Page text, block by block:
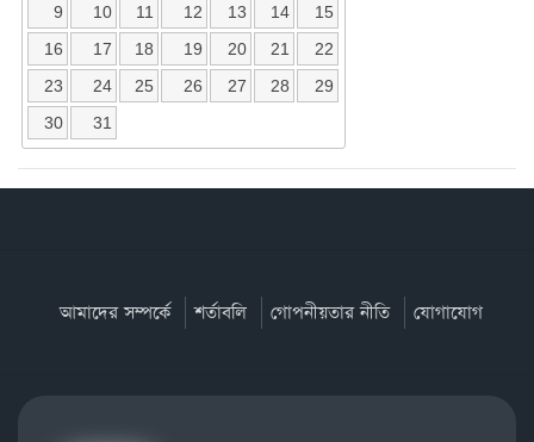
9
10 11 12 13 14
15
16
17 18 19 20 21
22
23
24 25 26 27 28
29
30
31
আমাদের সম্পর্কে শর্তাবলি গোপনীয়তার নীতি যোগাযোগ